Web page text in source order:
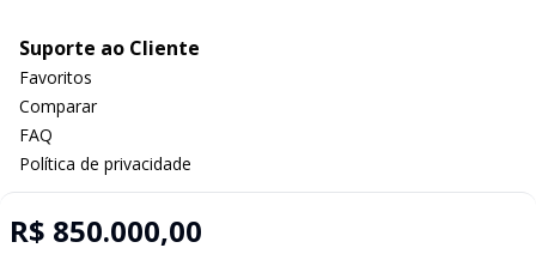
R$ 850.000,00
Suporte ao Cliente
Favoritos
Comparar
FAQ
Política de privacidade